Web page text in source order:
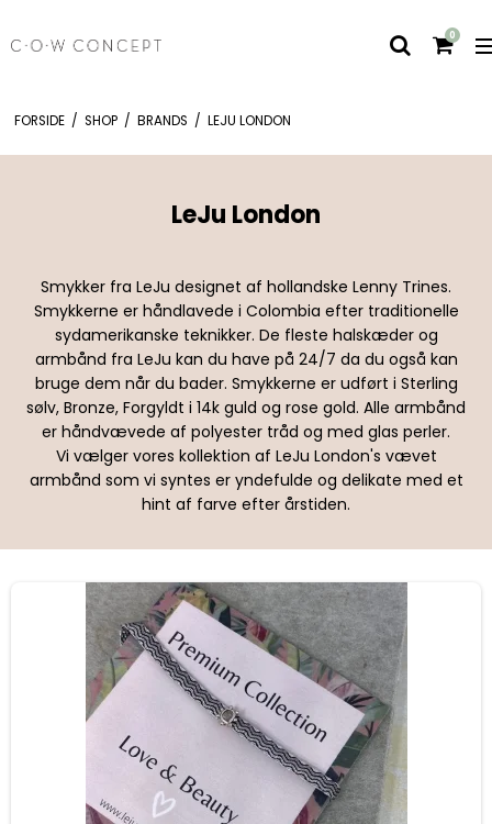
0
FORSIDE / SHOP / BRANDS / LEJU LONDON
LeJu London
Smykker fra LeJu designet af hollandske Lenny Trines.
Smykkerne er håndlavede i Colombia efter traditionelle
sydamerikanske teknikker. De fleste halskæder og
armbånd fra LeJu kan du have på 24/7 da du også kan
bruge dem når du bader. Smykkerne er udført i Sterling
sølv, Bronze, Forgyldt i 14k guld og rose gold. Alle armbånd
er håndvævede af polyester tråd og med glas perler.
Vi vælger vores kollektion af LeJu London's vævet
armbånd som vi syntes er yndefulde og delikate med et
hint af farve efter årstiden.